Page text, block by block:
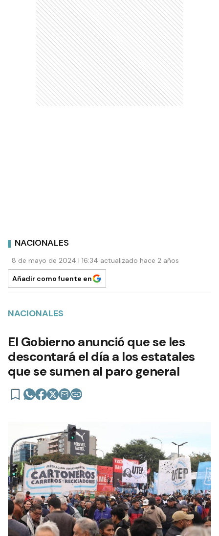
NACIONALES
8 de mayo de 2024 | 16:34 actualizado hace 2 años
Añadir como fuente en
NACIONALES
El Gobierno anunció que se les
descontará el día a los estatales
que se sumen al paro general